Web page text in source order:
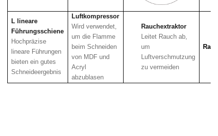
L lineare
Führungsschiene
Hochpräzise
lineare Führungen
bieten ein gutes
Schneideergebnis
Luftkompressor
Wird verwendet,
um die Flamme
beim Schneiden
von MDF und
Acryl
abzublasen
Rauchextraktor
Leitet Rauch ab,
um
Luftverschmutzung
zu vermeiden